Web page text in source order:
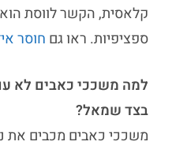
קלאסית, הקשר לווסת
ספציפיות. ראו גם חוסר
למה משככי כאבים לא
בצד שמאל?
משככי כאבים מכבים את